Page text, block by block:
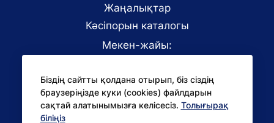
Біздің сайтты қолдана отырып, біз сіздің
браузеріңізде куки (cookies) файлдарын
сақтай алатынымызға келісесіз. Толығырақ
біліңіз
Жаңалықтар
Кәсіпорын каталогы
Мекен-жайы:
E-mail:
office@niac.kz